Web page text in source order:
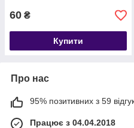
60 ₴
Купити
Про нас
95% позитивних з 59
Працює з 04.04.2018